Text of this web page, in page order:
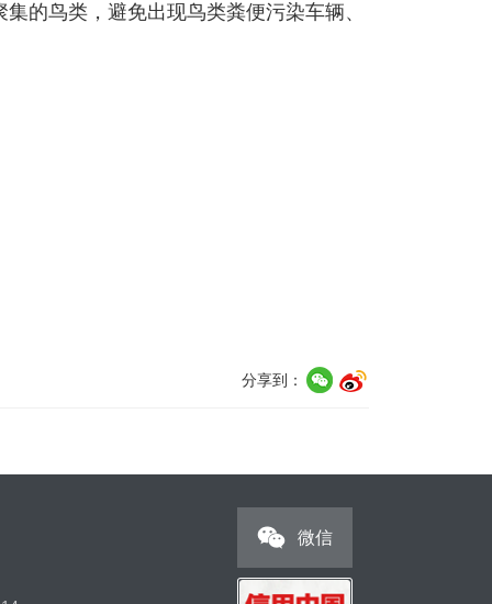
的鸟类，避免出现鸟类粪便污染车辆、
分享到：
微信